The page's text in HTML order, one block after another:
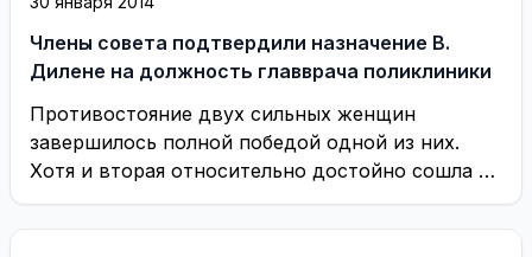
Члены совета подтвердили назначение В.
Дилене на должность главврача поликлиники
Противостояние двух сильных женщин
завершилось полной победой одной из них.
Хотя и вторая относительно достойно сошла с
«ринга». ...